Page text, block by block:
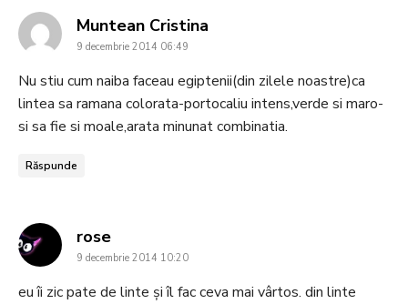
Muntean Cristina
9 decembrie 2014 06:49
Nu stiu cum naiba faceau egiptenii(din zilele noastre)ca
lintea sa ramana colorata-portocaliu intens,verde si maro-
si sa fie si moale,arata minunat combinatia.
Răspunde
rosesays:
9 decembrie 2014 10:20
eu îi zic pate de linte şi îl fac ceva mai vârtos. din linte